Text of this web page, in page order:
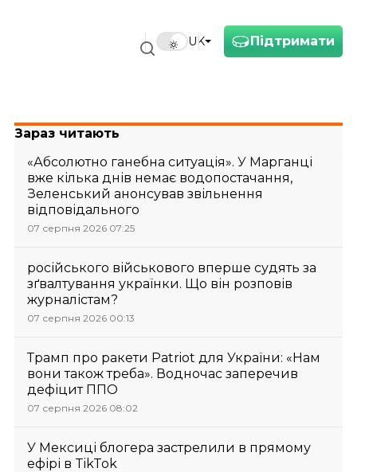
Підтримати
UK
Зараз читають
«Абсолютно ганебна ситуація». У Марганці
вже кілька днів немає водопостачання,
Зеленський анонсував звільнення
відповідального
07 серпня 2026 07:25
російського військового вперше судять за
зґвалтування українки. Що він розповів
журналістам?
07 серпня 2026 00:13
Трамп про ракети Patriot для України: «Нам
вони також треба». Водночас заперечив
дефіцит ППО
07 серпня 2026 08:02
У Мексиці блогера застрелили в прямому
ефірі в TikTok